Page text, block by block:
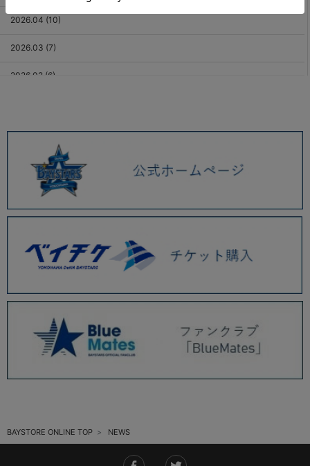
2026.04 (10)
2026.03 (7)
2026.02 (6)
2025.12 (3)
2025.11 (6)
2025.10 (5)
2025.09 (5)
2025.08 (6)
2025.07 (6)
2025.05 (9)
2025.04 (9)
2025.03 (9)
2025.01 (12)
BAYSTORE ONLINE TOP NEWS